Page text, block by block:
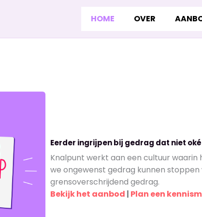
HOME OVER
Eerder ingrijpen bij gedrag dat niet
Knalpunt werkt aan een cultuur
we ongewenst gedrag kunnen
grensoverschrijdend gedrag.
Bekijk het aanbod | Plan een